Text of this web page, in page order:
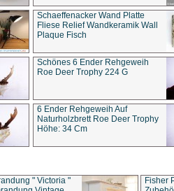
Schaeffenacker Wand Platte
Fliese Relief Wandkeramik Wall
Plaque Fisch
Schönes 6 Ender Rehgeweih
Roe Deer Trophy 224 G
6 Ender Rehgeweih Auf
Naturholzbrett Roe Deer Trophy
Höhe: 34 Cm
" Victoria "
Fisher